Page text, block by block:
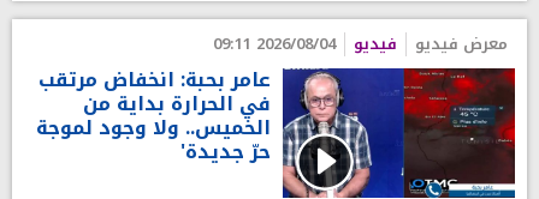
معرض فيديو فيديو 2026/08/04 09:11
عامر بحبة: انخفاض مرتقب
في الحرارة بداية من
الخميس.. ولا وجود لموجة
حرّ جديدة'